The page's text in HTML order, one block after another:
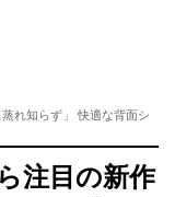
れ知らず」 快適な背面シ
注目の新作